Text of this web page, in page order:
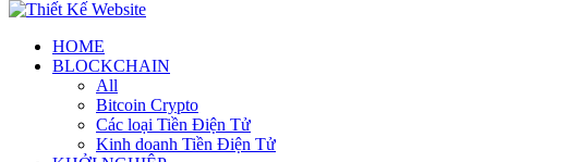
HOME
BLOCKCHAIN
All
Bitcoin Crypto
Các loại Tiền Điện Tử
Kinh doanh Tiền Điện Tử